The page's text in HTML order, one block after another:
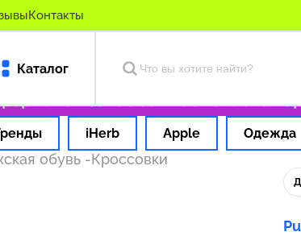
Контакты
Каталог
заказ за 1 час Оплата
iHerb Apple Одежда
обувь -Кроссовки